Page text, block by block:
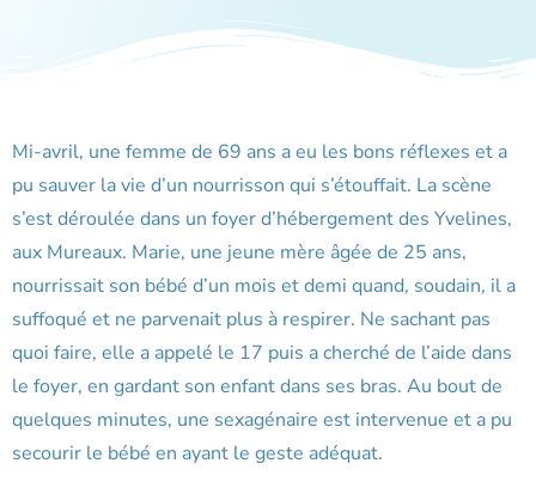
Mi-avril, une femme de 69 ans a eu les bons réflexes et a
pu sauver la vie d’un nourrisson qui s’étouffait. La scène
s’est déroulée dans un foyer d’hébergement des Yvelines,
aux Mureaux. Marie, une jeune mère âgée de 25 ans,
nourrissait son bébé d’un mois et demi quand, soudain, il a
suffoqué et ne parvenait plus à respirer. Ne sachant pas
quoi faire, elle a appelé le 17 puis a cherché de l’aide dans
le foyer, en gardant son enfant dans ses bras. Au bout de
quelques minutes, une sexagénaire est intervenue et a pu
secourir le bébé en ayant le geste adéquat.